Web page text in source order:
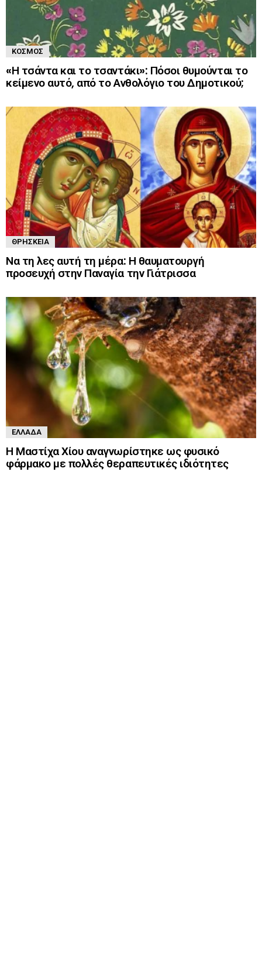
ΚΌΣΜΟΣ
«Η τσάντα και το τσαντάκι»: Πόσοι θυμούνται το
κείμενο αυτό, από το Ανθολόγιο του Δημοτικού;
ΘΡΗΣΚΕΊΑ
Να τη λες αυτή τη μέρα: Η θαυματουργή
προσευχή στην Παναγία την Γιάτρισσα
ΕΛΛΆΔΑ
Η Μαστίχα Χίου αναγνωρίστηκε ως φυσικό
φάρμακο με πολλές θεραπευτικές ιδιότητες